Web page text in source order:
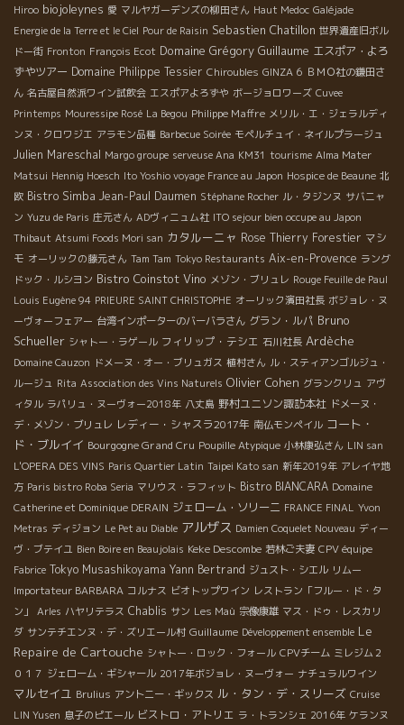
Hiroo biojoleynes 愛 マルヤガーデンズの柳田さん Haut Medoc Galéjade
Energie de la Terre et le Ciel Pour de Raisin Sebastien Chatillon 世界遺産旧ボル
ドー街 Fronton François Ecot Domaine Grégory Guillaume エスポア・よろ
ずやツアー Domaine Philippe Tessier Chiroubles GINZA 6 ＢＭＯ社の鎌田さ
ん 名古屋自然派ワイン試飲会 エスポアよろずや ボージョロワーズ Cuvee
Printemps Mouressipe Rosé La Begou Philippe Maffre メリル・エ・ジェラルディ
ンヌ・クロワジエ アラモン品種 Barbecue Soirée モペルチュイ・ネイルプラージュ
Julien Mareschal Margo groupe serveuse Ana KM31 tourisme Alma Mater
Matsui Hennig Hoesch Ito Yoshio voyage France au Japon Hospice de Beaune 北
欧 Bistro Simba Jean-Paul Daumen Stéphane Rocher ル・タジンヌ サバニャ
ン Yuzu de Paris 庄元さん ADヴィニュム社 ITO sejour bien occupe au Japon
Thibaut Atsumi Foods Mori san カタルーニャ Rose Thierry Forestier マシ
モ オーリックの藤元さん Tam Tam Tokyo Restaurants Aix-en-Provence ラング
ドック・ルシヨン Bistro Coinstot Vino メゾン・ブリュレ Rouge Feuille de Paul
Louis Eugène 94 PRIEURE SAINT CHRISTOPHE オーリック濱田社長 ボジョレ・ヌ
ーヴォーフェアー 台湾インポーターのバーバラさん グラン・ルパ Bruno
Schueller シャトー・ラゲール フィリップ・テシエ 石川社長 Ardèche
Domaine Cauzon ドメーヌ・オー・ブリュガス 植村さん ル・スティアンゴルジュ・
ルージュ Rita Association des Vins Naturels Olivier Cohen グランクリュ アヴ
ィタル ラパリュ・ヌーヴォー2018年 八丈島 野村ユニソン諏訪本社 ドメーヌ・
デ・メゾン・ブリュレ レディー・シャスラ2017年 南仏モンペイル コート・
ド・ブルイイ Bourgogne Grand Cru Poupille Atypique 小林康弘さん LIN san
L'OPERA DES VINS Paris Quartier Latin Taipei Kato san 新年2019年 アレイヤ地
方 Paris bistro Roba Seria マリウス・ラフィット Bistro BIANCARA Domaine
Catherine et Dominique DERAIN ジェローム・ソリーニ FRANCE FINAL Yvon
Metras ディジョン Le Pet au Diable アルザス Damien Coquelet Nouveau ディー
ヴ・ブテイユ Bien Boire en Beaujolais Keke Descombe 若林ご夫妻 CPV équipe
Fabrice Tokyo Musashikoyama Yann Bertrand ジュスト・シエル リムー
Importateur BARBARA コルナス ビオトップワイン レストラン「フルー・ド・タ
ン」
Arles ハヤリテラス Chablis サン Les Maù 宗像康雄 マス・ドゥ・レスカリ
ダ サンテチエンヌ・デ・ズリエール村 Guillaume Développement ensemble Le
Repaire de Cartouche シャトー・ロック・フォール CPVチーム ミレジム２
０１７ ジェローム・ギシャール 2017年ボジョレ・ヌーヴォー ナチュラルワイン
マルセイユ Brulius アントニー・ギックス ル・タン・デ・スリーズ Cruise
LIN Yusen 息子のピエール ビストロ・アトリエ ラ・トランシェ 2016年 ケランヌ